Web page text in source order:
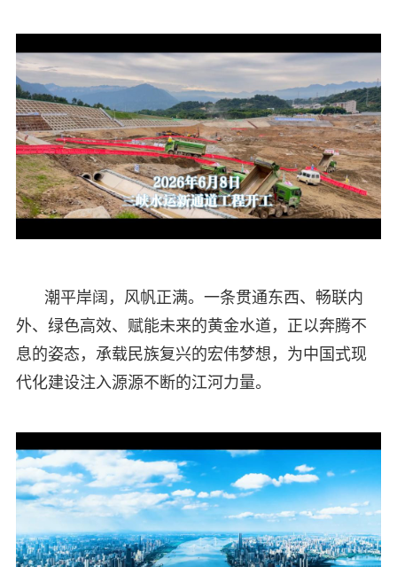
潮平岸阔，风帆正满。一条贯通东西、畅联内
外、绿色高效、赋能未来的黄金水道，正以奔腾不
息的姿态，承载民族复兴的宏伟梦想，为中国式现
代化建设注入源源不断的江河力量。